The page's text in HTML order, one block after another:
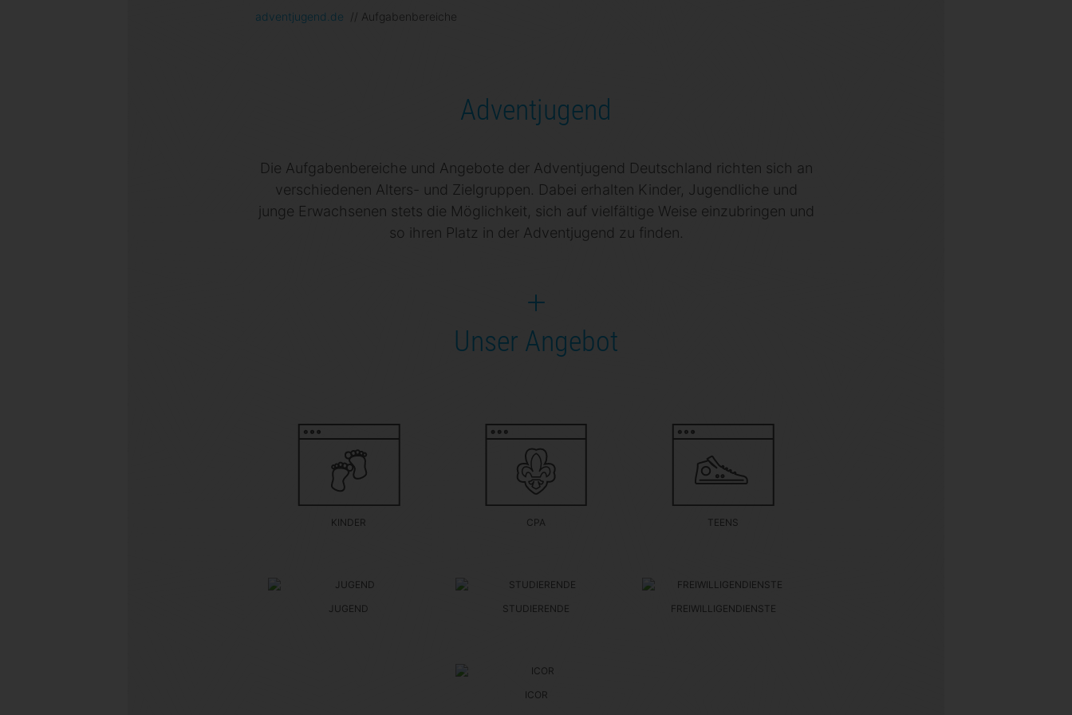
adventjugend.de // Aufgabenbereiche
Adventjugend
Die Aufgabenbereiche und Angebote der Adventjugend Deutschland richten sich an
verschiedenen Alters- und Zielgruppen. Dabei erhalten Kinder, Jugendliche und
junge Erwachsenen stets die Möglichkeit, sich auf vielfältige Weise einzubringen und
so ihren Platz in der Adventjugend zu finden.
Unser Angebot
KINDER CPA TEENS
JUGEND STUDIERENDE FREIWILLIGENDIENSTE
ICOR